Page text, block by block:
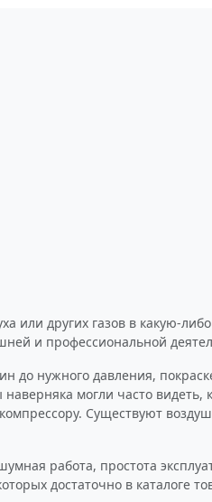
или других газов в какую-
и профессиональной
нужного давления,
могли часто
Существуют
работа, простота
достаточно в каталоге